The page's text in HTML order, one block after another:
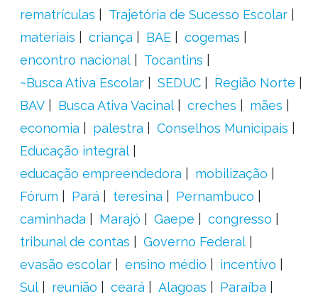
rematrículas
Trajetória de Sucesso Escolar
materiais
criança BAE
cogemas
encontro nacional
Tocantins
~Busca Ativa Escolar
SEDUC
Região Norte
BAV
Busca Ativa Vacinal creches
mães
economia
palestra
Conselhos Municipais
Educação integral
educação empreendedora
mobilização
Fórum
Pará teresina
Pernambuco
caminhada
Marajó Gaepe
congresso
tribunal de contas
Governo Federal
evasão escolar
ensino médio
incentivo
Sul
reunião ceará Alagoas
Paraíba